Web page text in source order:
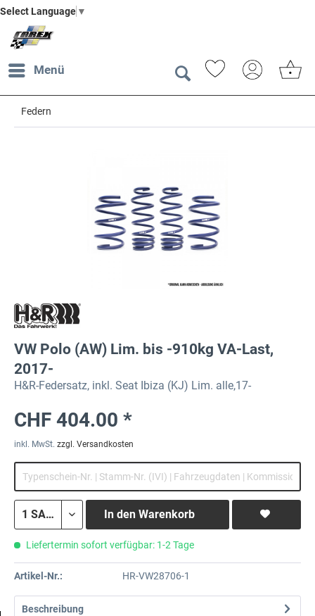
Select Language ▼
Menü
Federn
VW Polo (AW) Lim. bis -910kg VA-Last,
2017-
H&R-Federsatz, inkl. Seat Ibiza (KJ) Lim. alle,17-
CHF 404.00 *
inkl. MwSt. zzgl. Versandkosten
In den Warenkorb
Liefertermin sofort verfügbar: 1-2 Tage
Artikel-Nr.: HR-VW28706-1
Beschreibung